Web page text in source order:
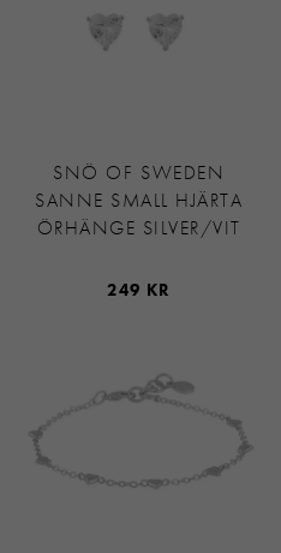
SNÖ OF SWEDEN
SANNE SMALL HJÄRTA
ÖRHÄNGE SILVER/VIT
249 KR